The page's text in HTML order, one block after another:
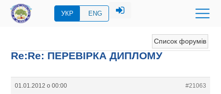
УКР ENG
Список форумів
Re:Re: ПЕРЕВIРКА ДИПЛОМУ
01.01.2012 о 00:00
#21063